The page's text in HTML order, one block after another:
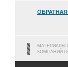
МАТЕРИАЛЫ
КОМПАНИЙ